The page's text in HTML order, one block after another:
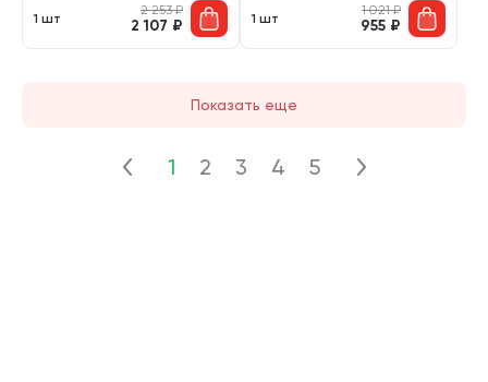
1 шт
2 253₽
2 107 ₽ 1 шт
1 021₽
955 ₽
Показать еще
1 2 3 4 5